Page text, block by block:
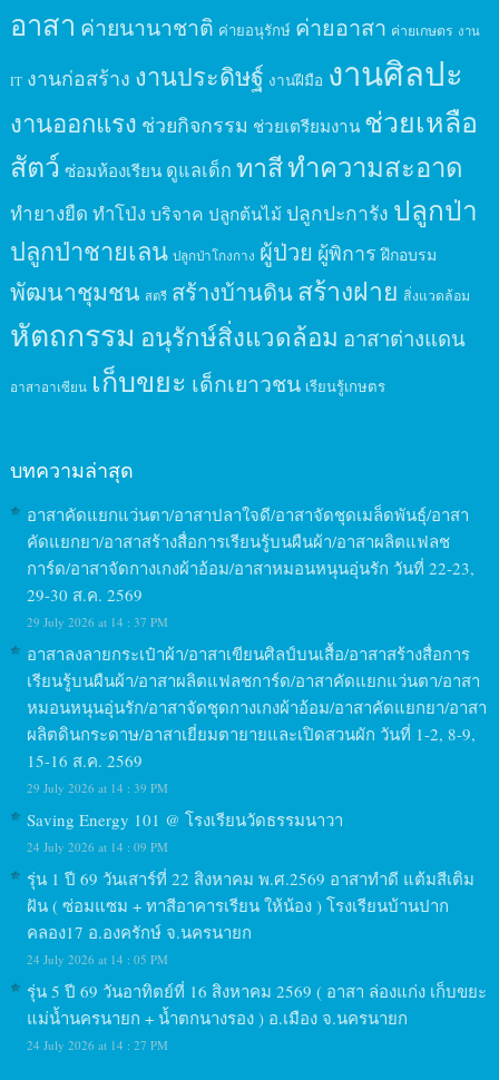
อาสา ค่ายนานาชาติ ค่ายอนุรักษ์ ค่ายอาสา ค่ายเกษตร งาน
IT งานก่อสร้าง งานประดิษฐ์ งานฝีมือ งานศิลปะ
งานออกแรง ช่วยกิจกรรม ช่วยเตรียมงาน ช่วยเหลือ
สัตว์ ซ่อมห้องเรียน ดูแลเด็ก ทาสีทำความสะอาด
ทำยางยืด ทำโป่ง บริจาค ปลูกต้นไม้ ปลูกปะการัง ปลูกป่า
ปลูกป่าชายเลน ปลูกป่าโกงกาง ผู้ป่วย ผู้พิการ ฝึกอบรม
พัฒนาชุมชน สตรี สร้างบ้านดินสร้างฝาย สิ่งแวดล้อม
หัตถกรรม อนุรักษ์สิ่งแวดล้อม อาสาต่างแดน
อาสาอาเซียน เก็บขยะ เด็กเยาวชน เรียนรู้เกษตร
บทความล่าสุด
อาสาคัดแยกแว่นตา/อาสาปลาใจดี/อาสาจัดชุดเมล็ดพันธุ์/อาสา
คัดแยกยา/อาสาสร้างสื่อการเรียนรู้บนผืนผ้า/อาสาผลิตแฟลช
การ์ด/อาสาจัดกางเกงผ้าอ้อม/อาสาหมอนหนุนอุ่นรัก วันที่ 22-23,
29-30 ส.ค. 2569
29 July 2026 at 14 : 37 PM
อาสาลงลายกระเป๋าผ้า/อาสาเขียนศิลป์บนเสื้อ/อาสาสร้างสื่อการ
เรียนรู้บนผืนผ้า/อาสาผลิตแฟลชการ์ด/อาสาคัดแยกแว่นตา/อาสา
หมอนหนุนอุ่นรัก/อาสาจัดชุดกางเกงผ้าอ้อม/อาสาคัดแยกยา/อาสา
ผลิตดินกระดาษ/อาสาเยี่ยมตายายและเปิดสวนผัก วันที่ 1-2, 8-9,
15-16 ส.ค. 2569
29 July 2026 at 14 : 39 PM
Saving Energy 101 @ โรงเรียนวัดธรรมนาวา
24 July 2026 at 14 : 09 PM
รุ่น 1 ปี 69 วันเสาร์ที่ 22 สิงหาคม พ.ศ.2569 อาสาทำดี แต้มสีเติม
ฝัน ( ซ่อมแซม + ทาสีอาคารเรียน ให้น้อง ) โรงเรียนบ้านปาก
คลอง17 อ.องครักษ์ จ.นครนายก
24 July 2026 at 14 : 05 PM
รุ่น 5 ปี 69 วันอาทิตย์ที่ 16 สิงหาคม 2569 ( อาสา ล่องแก่ง เก็บขยะ
แม่น้ำนครนายก + น้ำตกนางรอง ) อ.เมือง จ.นครนายก
24 July 2026 at 14 : 27 PM